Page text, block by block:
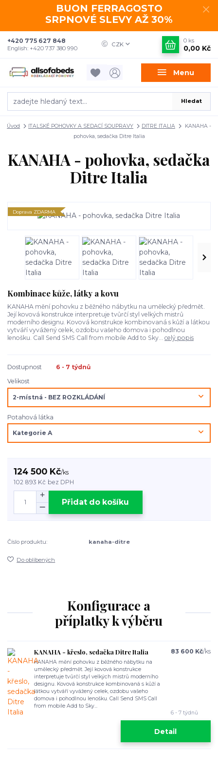
BUON FERRAGOSTO
SRPNOVÉ SLEVY AŽ 30%
Menu
CZK
Hledat
+420 775 627 848
English: +420 737 380 990
0 ks
0,00 Kč
Úvod ITALSKÉ POHOVKY A SEDACÍ SOUPRAVY DITRE ITALIA
KANAHA -
pohovka, sedačka Ditre Italia
KANAHA - pohovka, sedačka
Ditre Italia
Doprava ZDARMA
Kombinace kůže, látky a kovu
KANAHA mění pohovku z běžného nábytku na umělecký předmět.
Její kovová konstrukce interpretuje tvůrčí styl velkých mistrů
moderního designu. Kovová konstrukce kombinovaná s kůží a látkou
vytváří vyvážený celek, ozdobu vašeho domova i pohodlnou
lenošku. Call Send SMS Call from mobile Add to Sky... celý popis
Dostupnost
6 - 7 týdnů
Velikost
Potahová látka
124 500 Kč/ks
102 893 Kč bez DPH
Přidat do košíku
Číslo produktu: kanaha-ditre
Do oblíbených
Konfigurace a
příplatky k výběru
KANAHA - křeslo, sedačka Ditre Italia
KANAHA mění pohovku z běžného nábytku na
umělecký předmět. Její kovová konstrukce
interpretuje tvůrčí styl velkých mistrů moderního
designu. Kovová konstrukce kombinovaná s kůží a
látkou vytváří vyvážený celek, ozdobu vašeho
domova i pohodlnou lenošku. Call Send SMS Call
from mobile Add to Sky...
83 600 Kč/ks
6 - 7 týdnů
Detail